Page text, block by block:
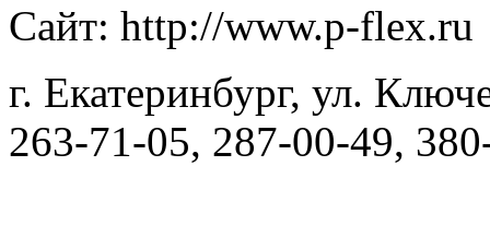
Сайт: http://www.p-flex.ru
г. Екатеринбург, ул.
263-71-05, 287-00-49,